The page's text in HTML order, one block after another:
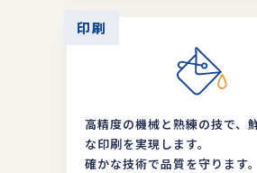
印刷
高精度の機械と熟練の技で、
な印刷を実現します。
確かな技術で品質を守ります。